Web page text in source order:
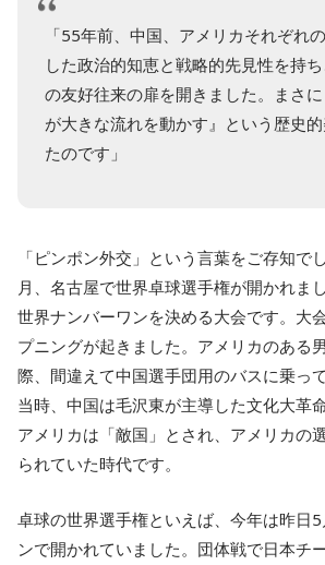
「55年前、中国、アメリカそれぞれ
した政治的知恵と戦略的先見性を持
の友好往来の扉を開きました。まさ
が大きな流れを動かす』という歴史
たのです」
「ピンポン外交」という言葉をご存知で
月、名古屋で世界卓球選手権が開かれま
世界ナンバーワンを決める大会です。大
プニングが起きました。アメリカのある
際、間違えて中国選手団用のバスに乗っ
当時、中国は毛沢東が主導した文化大革
アメリカは「敵国」とされ、アメリカの
られていた時代です。
卓球の世界選手権といえば、今年は昨日
ンで開かれていました。団体戦で日本チ